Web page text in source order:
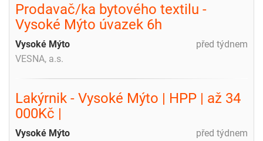
Prodavač/ka bytového textilu -
Vysoké Mýto úvazek 6h
před týdnem
Vysoké Mýto
VESNA, a.s.
Lakýrnik - Vysoké Mýto | HPP | až 34
000Kč |
před týdnem
Vysoké Mýto